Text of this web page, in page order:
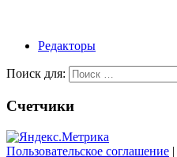
Редакторы
Поиск для:
Счетчики
Пользовательское соглашение |